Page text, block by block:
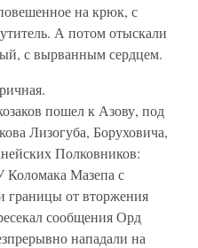
на крюк, с
А потом отыскали
с вырванным сердцем.
пошел к Азову, под
Лизогуба, Боруховича,
Полковников:
Мазепа с
от вторжения
сообщения Орд
нападали на